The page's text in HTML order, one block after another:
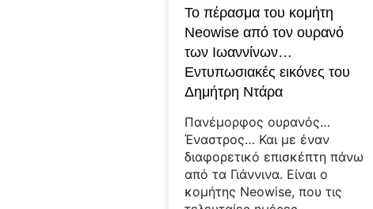
Το πέρασμα του κομήτη
Neowise από τον ουρανό
των Ιωαννίνων…
Εντυπωσιακές εικόνες του
Δημήτρη Ντάρα
Πανέμορφος ουρανός…
Έναστρος… Και με έναν
διαφορετικό επισκέπτη πάνω
από τα Γιάννινα. Είναι ο
κομήτης Neowise, που τις